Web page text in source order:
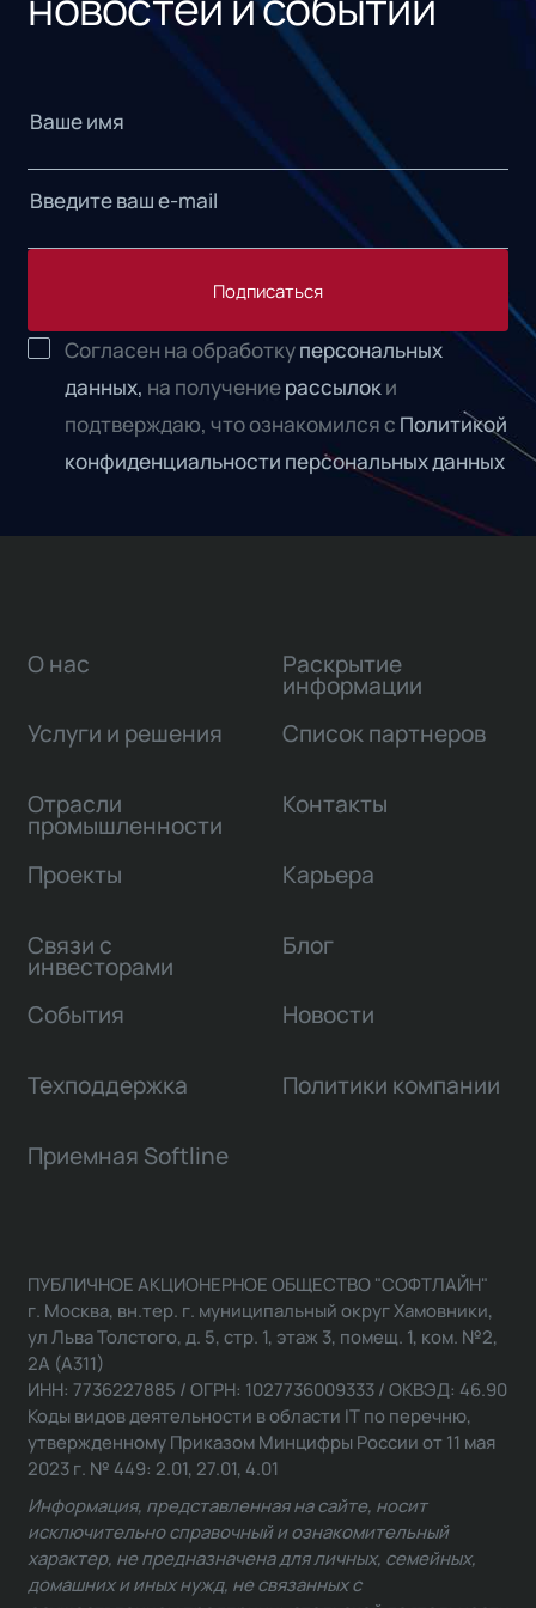
Подписаться
Согласен на обработкуперсональных
данных, на получениерассылоки
подтверждаю, что ознакомился с Политикой
конфиденциальности персональных данных
О нас
Услуги и решения
Отрасли
промышленности
Проекты
Связи с
инвесторами
Раскрытие
информации
Список партнеров
Контакты
Карьера
Блог
События Новости
Техподдержка Политики компании
Приемная Softline
ПУБЛИЧНОЕ АКЦИОНЕРНОЕ ОБЩЕСТВО "СОФТЛАЙН"
г. Москва, вн.тер. г. муниципальный округ Хамовники,
ул Льва Толстого, д. 5, стр. 1, этаж 3, помещ. 1, ком. №2,
2А (А311)
ИНН: 7736227885 / ОГРН: 1027736009333 / ОКВЭД: 46.90
Коды видов деятельности в области IT по перечню,
утвержденному Приказом Минцифры России от 11 мая
2023 г. № 449: 2.01, 27.01, 4.01
Информация, представленная на сайте, носит
исключительно справочный и ознакомительный
характер, не предназначена для личных, семейных,
домашних и иных нужд, не связанных с